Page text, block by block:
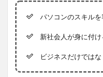
客観的
に証明
できる
1.2
人が身
るべき
パソコンのスキルを
新社会人が身に付け
ビジネスだけではな